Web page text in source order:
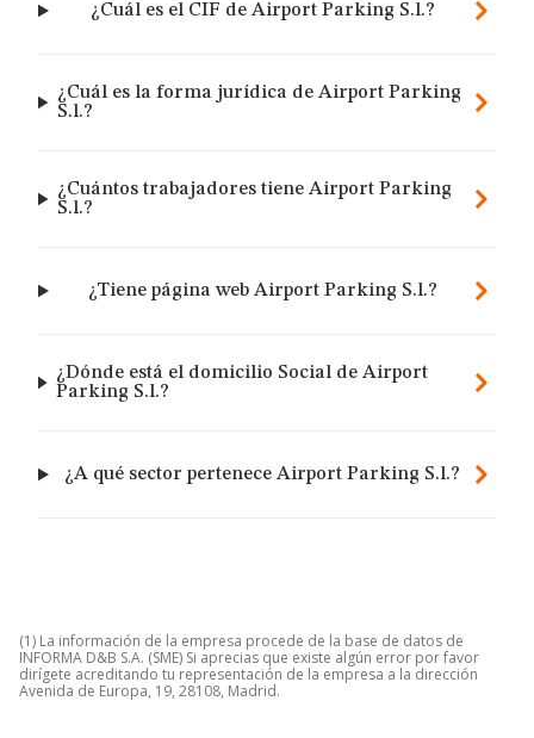
¿Cuál es el CIF de Airport Parking S.l.?
¿Cuál es la forma jurídica de Airport Parking
S.l.?
¿Cuántos trabajadores tiene Airport Parking
S.l.?
¿Tiene página web Airport Parking S.l.?
¿Dónde está el domicilio Social de Airport
Parking S.l.?
¿A qué sector pertenece Airport Parking S.l.?
(1) La información de la empresa procede de la base de datos de
INFORMA D&B S.A. (SME) Si aprecias que existe algún error por favor
dirígete acreditando tu representación de la empresa a la dirección
Avenida de Europa, 19, 28108, Madrid.